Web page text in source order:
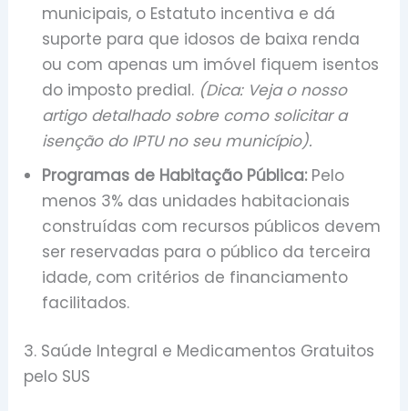
municipais, o Estatuto incentiva e dá
suporte para que idosos de baixa renda
ou com apenas um imóvel fiquem isentos
do imposto predial. (Dica: Veja o nosso
artigo detalhado sobre como solicitar a
isenção do IPTU no seu município).
Programas de Habitação Pública:Pelo
menos 3% das unidades habitacionais
construídas com recursos públicos devem
ser reservadas para o público da terceira
idade, com critérios de financiamento
facilitados.
3. Saúde Integral e Medicamentos Gratuitos
pelo SUS